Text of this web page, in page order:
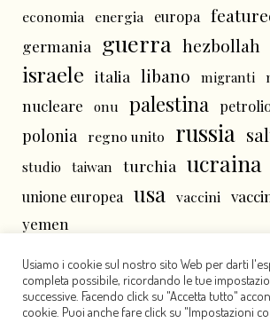
economia energia europa
germania guerra hezbollah
israele italia libano migranti
nucleare onu palestina
polonia regno unito russia
studio taiwan turchia ucraina
unione europea usa vaccini
yemen
Usiamo i cookie sul nostro sito Web per darti
completa possibile, ricordando le tue
successive. Facendo click su "Accetta tutto"
cookie. Puoi anche fare click su "Impostazioni